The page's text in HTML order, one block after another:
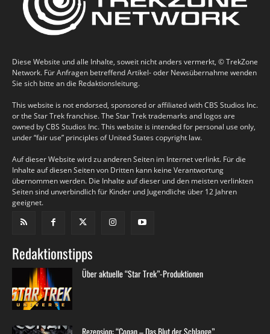
Diese Website und alle Inhalte, soweit nicht anders vermerkt, © TrekZone
Network. Für Anfragen betreffend Artikel- oder Newsübernahme wenden
Sie sich bitte an die Redaktionsleitung.
This website is not endorsed, sponsored or affiliated with CBS Studios Inc.
or the Star Trek franchise. The Star Trek trademarks and logos are
owned by CBS Studios Inc. This website is intended for personal use only,
under “fair use” principles of United States copyright law.
Auf dieser Website wird zu anderen Seiten im Internet verlinkt. Für die
Inhalte auf diesen Seiten von Dritten kann keine Verantwortung
übernommen werden. Die Inhalte auf dieser und den meisten verlinkten
Seiten sind unverbindlich für Kinder und Jugendliche über 12 Jahren
geeignet.
Redaktionstipps
Über aktuelle “Star Trek”-Produktionen
Rezension: “Conan – Das Blut der Schlange”